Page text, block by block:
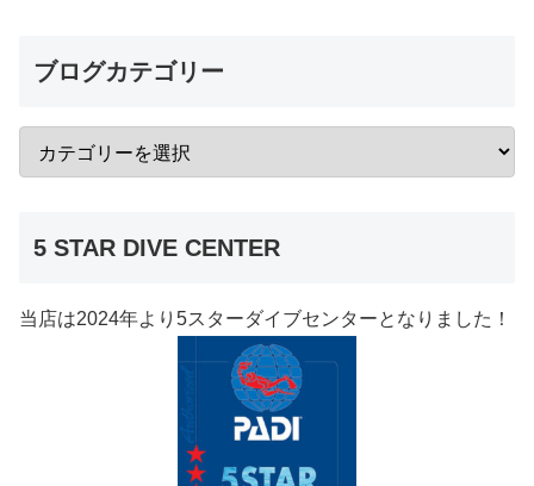
ブログカテゴリー
5 STAR DIVE CENTER
当店は2024年より5スターダイブセンターとなりました！